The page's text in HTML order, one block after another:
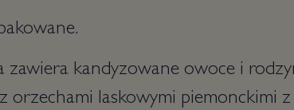
zawiera kandyzowane owoce i
orzechami laskowymi piemonckimi z